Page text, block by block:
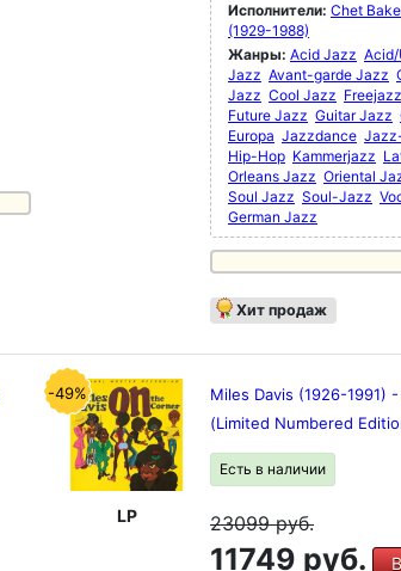
Исполнители: Chet
(1929-1988)
Жанры: Acid Jazz
Jazz Avant-garde Jazz
Jazz Cool Jazz Freejazz
Future Jazz Guitar Jazz
Europa Jazzdance
Hip-Hop Kammerjazz
Orleans Jazz Oriental
Soul Jazz Soul-Jazz
German Jazz
Хит продаж
-49%
LP
Miles Davis (1926-1991)
(Limited Numbered
Есть в наличии
23099руб.
11749 руб.